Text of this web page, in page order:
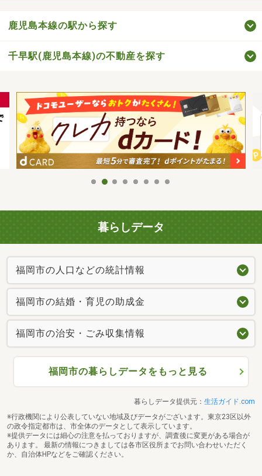
鹿児島本線の駅から探す
千早駅(鹿児島本線)の不動産を探す
暮らしデータ
福岡市の人口などの統計情報
福岡市の結婚・育児の助成金
福岡市の治安・ごみ収集情報
福岡市の暮らしデータをもっと見る
暮らしデータ提供元： 生活ガイド.com
※行政機関により公表していない地域及びデータがございます。東京23区以外
の政令指定都市は、市全体のデータとして表示しています。
※提供データには細心の注意を払っておりますが、調査後に変更がある場合が
あります。 最新の情報につきましては各市区役所までお問い合わせいただく
か、自治体HPなどをご確認ください。